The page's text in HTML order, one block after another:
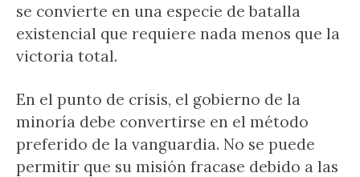
se convierte en una especie de batalla
existencial que requiere nada menos que la
victoria total.
En el punto de crisis, el gobierno de la
minoría debe convertirse en el método
preferido de la vanguardia. No se puede
permitir que su misión fracase debido a las